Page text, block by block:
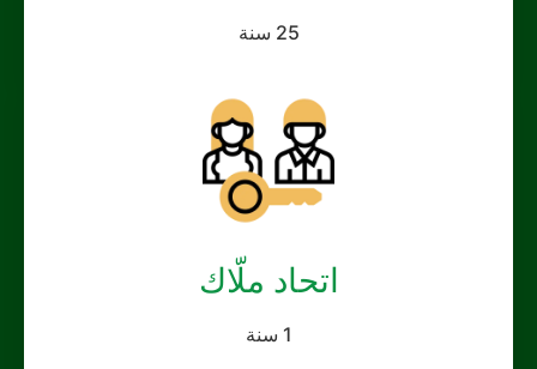
25 سنة
اتحاد ملّاك
1 سنة